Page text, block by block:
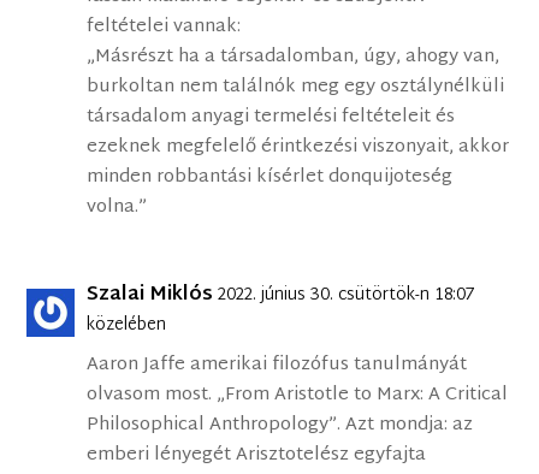
feltételei vannak:
„Másrészt ha a társadalomban, úgy, ahogy van,
burkoltan nem találnók meg egy osztálynélküli
társadalom anyagi termelési feltételeit és
ezeknek megfelelő érintkezési viszonyait, akkor
minden robbantási kísérlet donquijoteség
volna.”
Szalai Miklós 2022. június 30. csütörtök-n 18:07
közelében
Aaron Jaffe amerikai filozófus tanulmányát
olvasom most. „From Aristotle to Marx: A Critical
Philosophical Anthropology”. Azt mondja: az
emberi lényegét Arisztotelész egyfajta